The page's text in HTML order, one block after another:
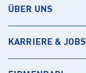
ÜBER UNS
KARRIERE & JOBS